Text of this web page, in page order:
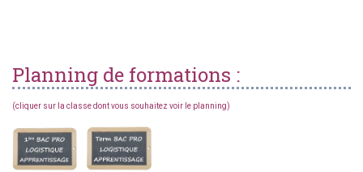
Planning de formations :
(cliquer sur la classe dont vous souhaitez voir le planning)